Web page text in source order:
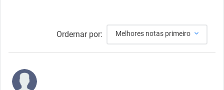
Ordernar por: Melhores notas primeiro